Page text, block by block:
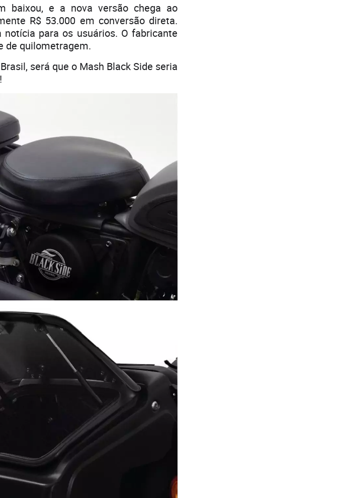
baixou, e a nova versão chega ao
R$ 53.000 em conversão direta.
para os usuários. O fabricante
de quilometragem.
será que o Mash Black Side seria